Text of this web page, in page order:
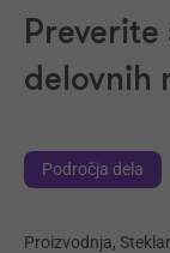
delovnih
Področja dela
Proizvodnja,